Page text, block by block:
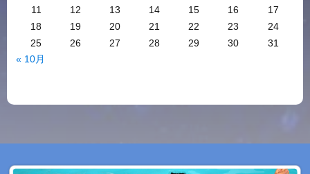
11
12 13 14 15 16
17
18
19 20 21 22 23
24
25
26 27 28 29 30
31
« 10月